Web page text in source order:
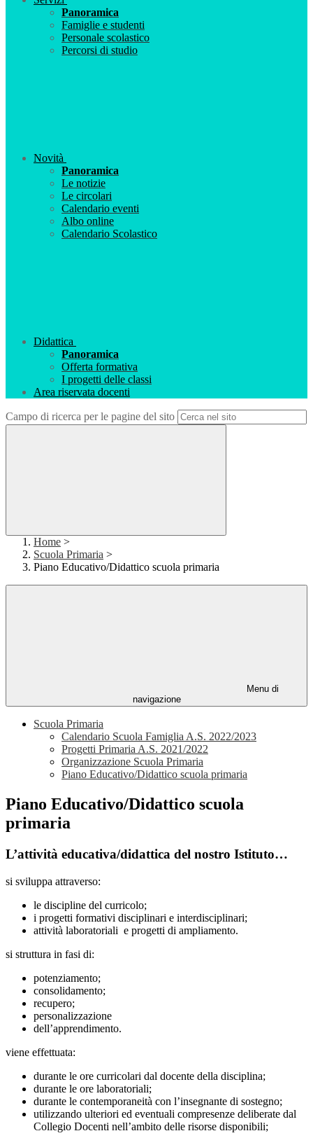
Panoramica
Famiglie e studenti
Personale scolastico
Percorsi di studio
Novità
Panoramica
Le notizie
Le circolari
Calendario eventi
Albo online
Calendario Scolastico
Didattica
Panoramica
Offerta formativa
I progetti delle classi
Area riservata docenti
Campo di ricerca per le pagine del sito
Home >
Scuola Primaria >
Piano Educativo/Didattico scuola primaria
Menu di
navigazione
Scuola Primaria
Calendario Scuola Famiglia A.S. 2022/2023
Progetti Primaria A.S. 2021/2022
Organizzazione Scuola Primaria
Piano Educativo/Didattico scuola primaria
Piano Educativo/Didattico scuola
primaria
L’attività educativa/didattica del nostro Istituto…
si sviluppa attraverso:
le discipline del curricolo;
i progetti formativi disciplinari e interdisciplinari;
attività laboratoriali e progetti di ampliamento.
si struttura in fasi di:
potenziamento;
consolidamento;
recupero;
personalizzazione
dell’apprendimento.
viene effettuata:
durante le ore curricolari dal docente della disciplina;
durante le ore laboratoriali;
durante le contemporaneità con l’insegnante di sostegno;
utilizzando ulteriori ed eventuali compresenze deliberate dal
Collegio Docenti nell’ambito delle risorse disponibili;